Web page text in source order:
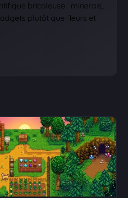
bricoleuse : minerais,
plutôt que fleurs et